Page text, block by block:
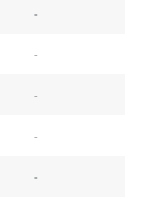
-
-
-
-
-